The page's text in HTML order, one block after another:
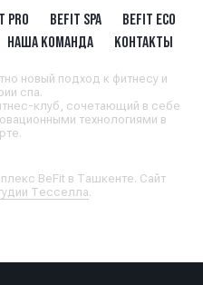
PRO BEFIT SPA
BEFIT ECO
НАША КОМАНДА КОНТАКТЫ
новый подход к фитнесу и
спа.
клуб, сочетающий в себе
технологиями в
BeFit в Ташкенте. Сайт
Тесселла.